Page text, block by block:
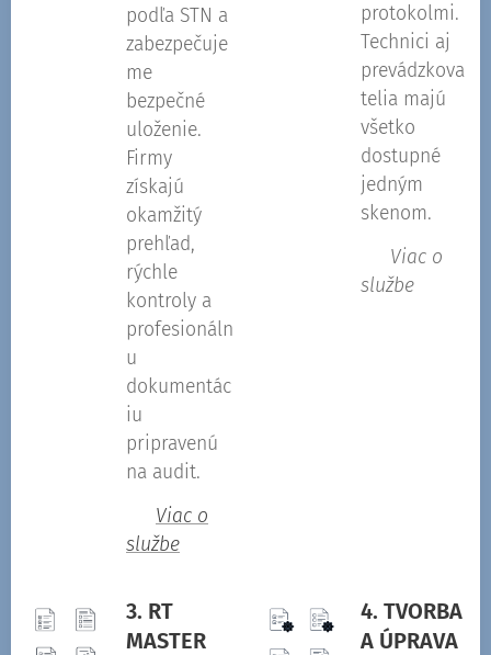
podľa STN a
zabezpečuje
me
bezpečné
uloženie.
Firmy
získajú
okamžitý
prehľad,
rýchle
kontroly a
profesionáln
u
dokumentác
iu
pripravenú
na audit.
Viac o
službe
protokolmi.
Technici aj
prevádzkova
telia majú
všetko
dostupné
jedným
skenom.
Viac o
službe
3. RT
MASTER
4. TVORBA
A ÚPRAVA